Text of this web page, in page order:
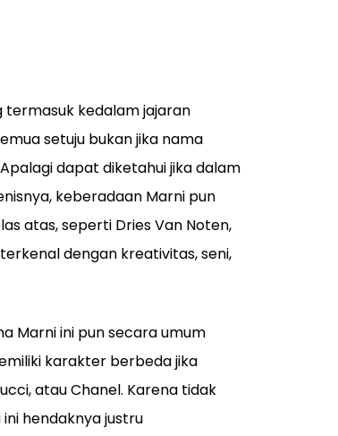
kedalam jajaran
setuju bukan jika nama
dapat diketahui jika dalam
keberadaan Marni pun
atas, seperti Dries Van Noten,
dengan kreativitas, seni,
Marni ini pun secara umum
karakter berbeda jika
atau Chanel. Karena tidak
hendaknya justru